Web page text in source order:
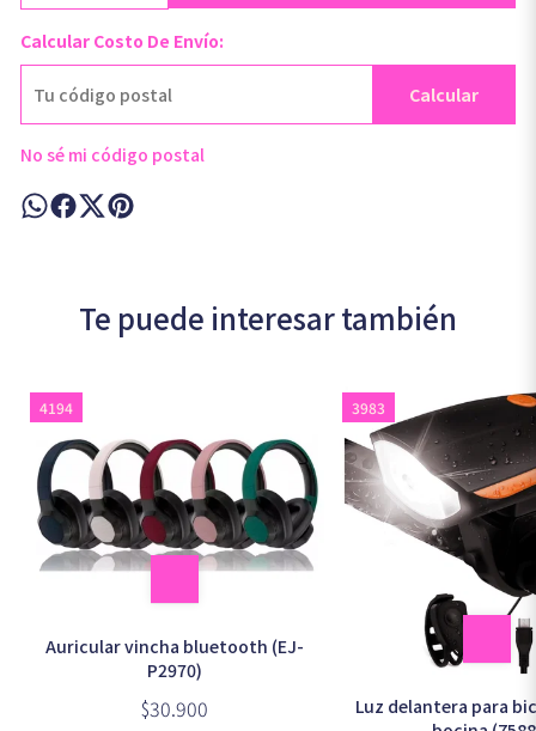
Calcular Costo De Envío:
Calcular
No sé mi código postal
Te puede interesar también
4194
Auricular vincha bluetooth (EJ-
P2970)
$30.900
3983
Luz delantera para